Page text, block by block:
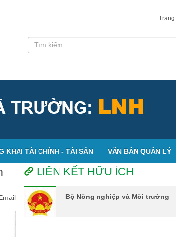
Trang
KHAI TÀI CHÍNH - TÀI SẢN VĂN BẢN QUẢN LÝ
LIÊN KẾT HỮU ÍCH
Bộ Nông nghiệp và Môi trường